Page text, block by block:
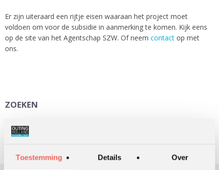
Toestemming Details Over
Er zijn uiteraard een rijtje eisen waaraan het project moet
voldoen om voor de subsidie in aanmerking te komen. Kijk eens
op de site van het Agentschap SZW. Of neem contact op met
ons.
ZOEKEN